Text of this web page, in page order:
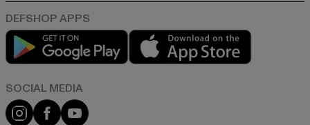
Play market
Instagram
FacebookYouTube